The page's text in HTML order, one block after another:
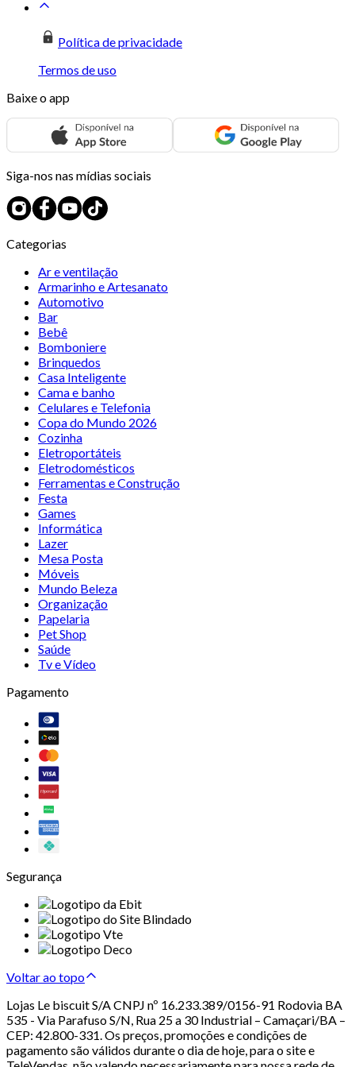
Política de privacidade
Termos de uso
Baixe o app
Siga-nos nas mídias sociais
Categorias
Ar e ventilação
Armarinho e Artesanato
Automotivo
Bar
Bebê
Bomboniere
Brinquedos
Casa Inteligente
Cama e banho
Celulares e Telefonia
Copa do Mundo 2026
Cozinha
Eletroportáteis
Eletrodomésticos
Ferramentas e Construção
Festa
Games
Informática
Lazer
Mesa Posta
Móveis
Mundo Beleza
Organização
Papelaria
Pet Shop
Saúde
Tv e Vídeo
Pagamento
Segurança
Voltar ao topo
Lojas Le biscuit S/A CNPJ nº 16.233.389/0156-91 Rodovia BA
535 - Via Parafuso S/N, Rua 25 a 30 Industrial – Camaçari/BA –
CEP: 42.800-331. Os preços, promoções e condições de
pagamento são válidos durante o dia de hoje, para o site e